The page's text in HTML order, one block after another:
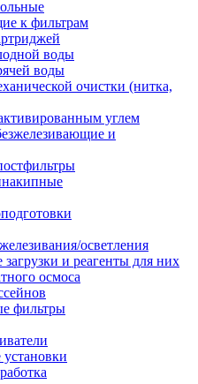
к фильтрам
воды
воды
очистки (нитка,
углем
и
осветления
и реагенты для них
осмоса
фильтры